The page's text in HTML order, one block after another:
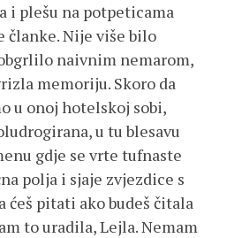
i plešu na potpeticama
članke. Nije više bilo
naivnim nemarom,
memoriju. Skoro da
u onoj hotelskoj sobi,
u tu blesavu
gdje se vrte tufnaste
polja i sjaje zvjezdice s
ćeš pitati ako budeš čitala
to uradila, Lejla. Nemam